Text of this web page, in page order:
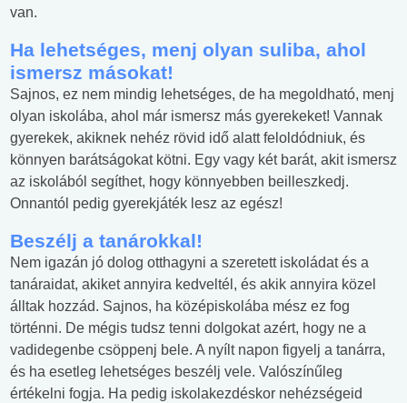
van.
Ha lehetséges, menj olyan suliba, ahol
ismersz másokat!
Sajnos, ez nem mindig lehetséges, de ha megoldható, menj
olyan iskolába, ahol már ismersz más gyerekeket! Vannak
gyerekek, akiknek nehéz rövid idő alatt feloldódniuk, és
könnyen barátságokat kötni. Egy vagy két barát, akit ismersz
az iskolából segíthet, hogy könnyebben beilleszkedj.
Onnantól pedig gyerekjáték lesz az egész!
Beszélj a tanárokkal!
Nem igazán jó dolog otthagyni a szeretett iskoládat és a
tanáraidat, akiket annyira kedveltél, és akik annyira közel
álltak hozzád. Sajnos, ha középiskolába mész ez fog
történni. De mégis tudsz tenni dolgokat azért, hogy ne a
vadidegenbe csöppenj bele. A nyílt napon figyelj a tanárra,
és ha esetleg lehetséges beszélj vele. Valószínűleg
értékelni fogja. Ha pedig iskolakezdéskor nehézségeid